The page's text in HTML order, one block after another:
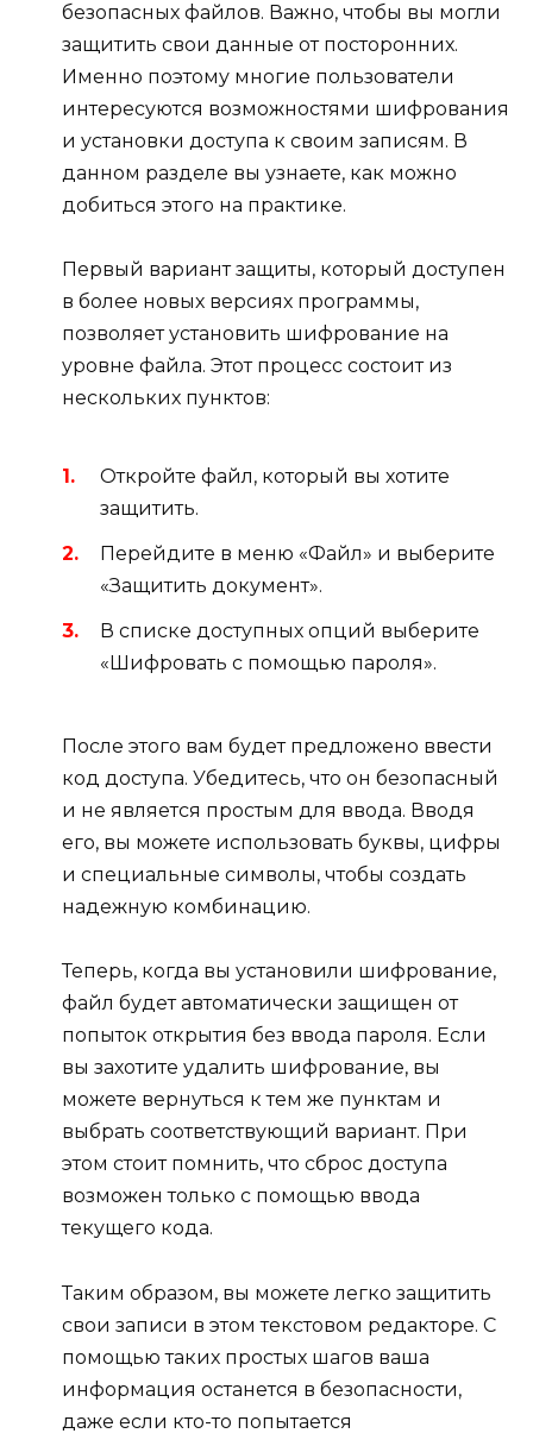
безопасных файлов. Важно, чтобы вы могли
защитить свои данные от посторонних.
Именно поэтому многие пользователи
интересуются возможностями шифрования
и установки доступа к своим записям. В
данном разделе вы узнаете, как можно
добиться этого на практике.
Первый вариант защиты, который доступен
в более новых версиях программы,
позволяет установить шифрование на
уровне файла. Этот процесс состоит из
нескольких пунктов:
Откройте файл, который вы хотите
защитить.
Перейдите в меню «Файл» и выберите
«Защитить документ».
В списке доступных опций выберите
«Шифровать с помощью пароля».
После этого вам будет предложено ввести
код доступа. Убедитесь, что он безопасный
и не является простым для ввода. Вводя
его, вы можете использовать буквы, цифры
и специальные символы, чтобы создать
надежную комбинацию.
Теперь, когда вы установили шифрование,
файл будет автоматически защищен от
попыток открытия без ввода пароля. Если
вы захотите удалить шифрование, вы
можете вернуться к тем же пунктам и
выбрать соответствующий вариант. При
этом стоит помнить, что сброс доступа
возможен только с помощью ввода
текущего кода.
Таким образом, вы можете легко защитить
свои записи в этом текстовом редакторе. С
помощью таких простых шагов ваша
информация останется в безопасности,
даже если кто-то попытается